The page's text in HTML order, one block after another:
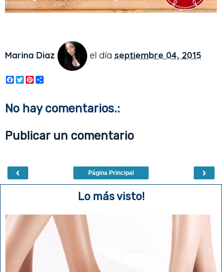
Marina Diaz el día septiembre 04, 2015
F
a
e
b
k
T
w
t
t
P
t
e
s
t
r
e
No hay comentarios.:
Publicar un comentario
‹ ›
Página Principal
Lo más visto!